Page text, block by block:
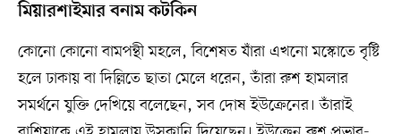
মিয়ারশাইমার বনাম কটকিন
কোনো কোনো বামপন্থী মহলে, বিশেষত যাঁরা এখনো মস্কোতে বৃষ্টি
হলে ঢাকায় বা দিল্লিতে ছাতা মেলে ধরেন, তাঁরা রুশ হামলার
সমর্থনে যুক্তি দেখিয়ে বলেছেন, সব দোষ ইউক্রেনের। তাঁরাই